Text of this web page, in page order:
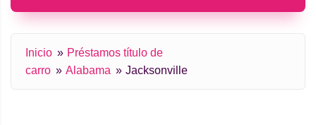
Inicio
Préstamos título de
carro
Alabama Jacksonville